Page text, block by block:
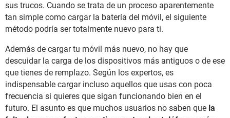
sus trucos. Cuando se trata de un proceso aparentemente
tan simple como cargar la batería del móvil, el siguiente
método podría ser totalmente nuevo para ti.
Además de cargar tu móvil más nuevo, no hay que
descuidar la carga de los dispositivos más antiguos o de ese
que tienes de remplazo. Según los expertos, es
indispensable cargar incluso aquellos que usas con poca
frecuencia si quieres que sigan funcionando bien en el
futuro. El asunto es que muchos usuarios no saben que la